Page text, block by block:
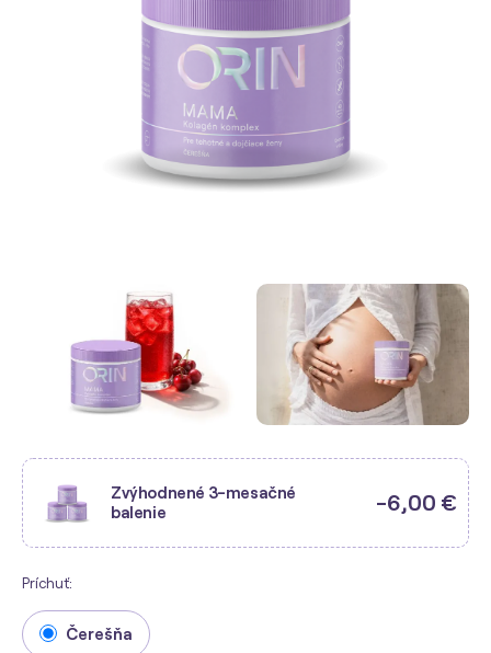
Zvýhodnené 3-mesačné
balenie
-6,00 €
Príchuť:
Čerešňa